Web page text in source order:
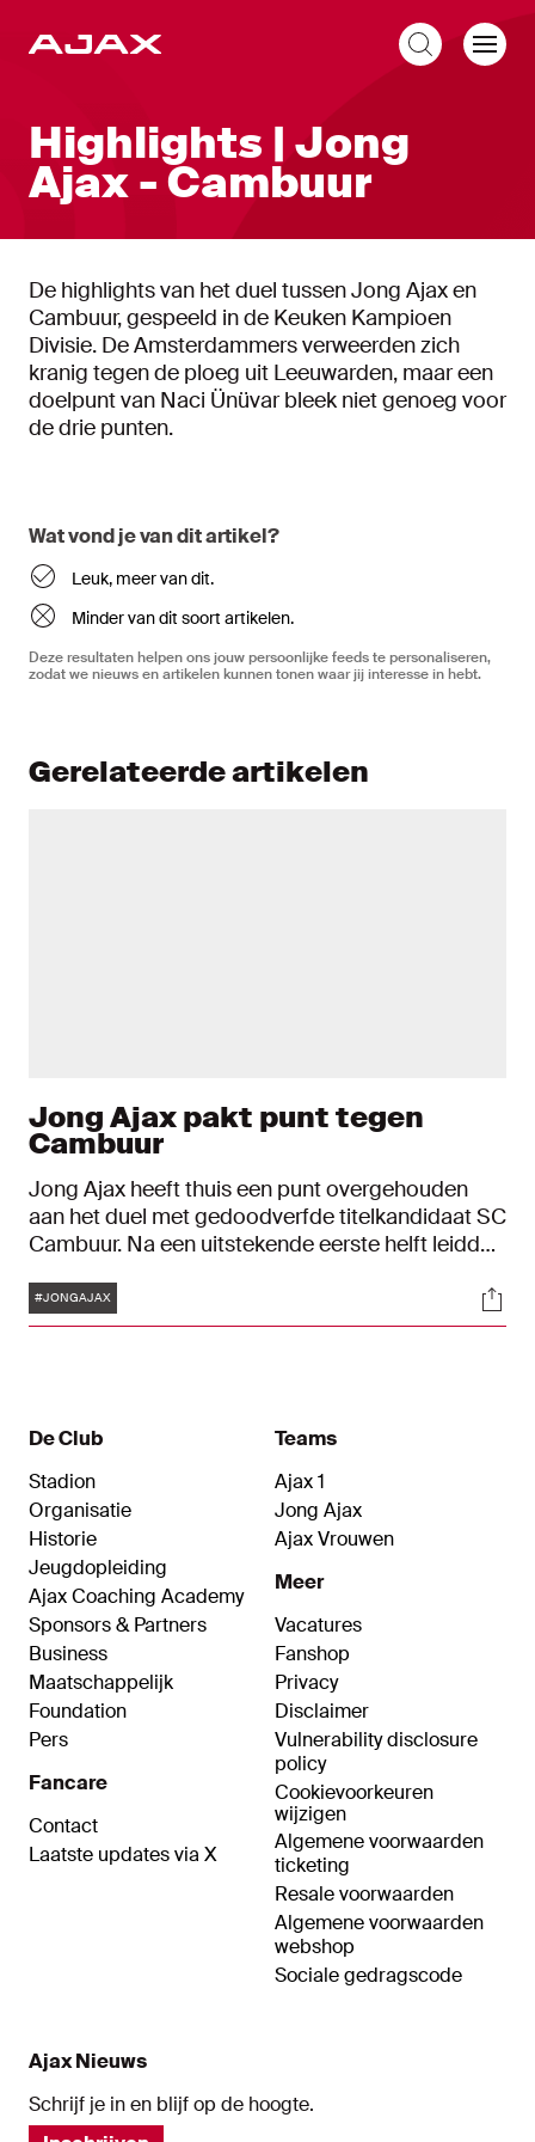
Highlights | Jong
Ajax - Cambuur
De highlights van het duel tussen Jong Ajax en
Cambuur, gespeeld in de Keuken Kampioen
Divisie. De Amsterdammers verweerden zich
kranig tegen de ploeg uit Leeuwarden, maar een
doelpunt van Naci Ünüvar bleek niet genoeg voor
de drie punten.
Wat vond je van dit artikel?
Leuk, meer van dit.
Minder van dit soort artikelen.
Deze resultaten helpen ons jouw persoonlijke feeds te personaliseren,
zodat we nieuws en artikelen kunnen tonen waar jij interesse in hebt.
Gerelateerde artikelen
Jong Ajax pakt punt tegen
Cambuur
Jong Ajax heeft thuis een punt overgehouden
aan het duel met gedoodverfde titelkandidaat SC
Cambuur. Na een uitstekende eerste helft leidde
Ünüvar, maar mocht het ondanks de Friese
gelijkmaker toch tevreden zijn met het resultaat:
Tags
#JONGAJAX
De Club
Stadion
Organisatie
Historie
Jeugdopleiding
Ajax Coaching Academy
Sponsors & Partners
Business
Maatschappelijk
Foundation
Pers
Fancare
Contact
Laatste updates via X
Teams
Ajax 1
Jong Ajax
Ajax Vrouwen
Meer
Vacatures
Fanshop
Privacy
Disclaimer
Vulnerability disclosure
policy
Cookievoorkeuren
wijzigen
Algemene voorwaarden
ticketing
Resale voorwaarden
Algemene voorwaarden
webshop
Sociale gedragscode
Ajax Nieuws
Schrijf je in en blijf op de hoogte.